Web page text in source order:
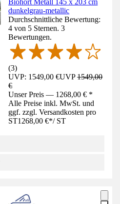
Biohort Metall 145 x 203 cm
dunkelgrau-metallic
Durchschnittliche Bewertung:
4 von 5 Sternen. 3
Bewertungen.
(3)
UVP: 1549,00 €UVP1549,00
€
Unser Preis — 1268,00 € *
Alle Preise inkl. MwSt. und
ggf. zzgl. Versandkosten pro
ST1268,00 €*/ ST